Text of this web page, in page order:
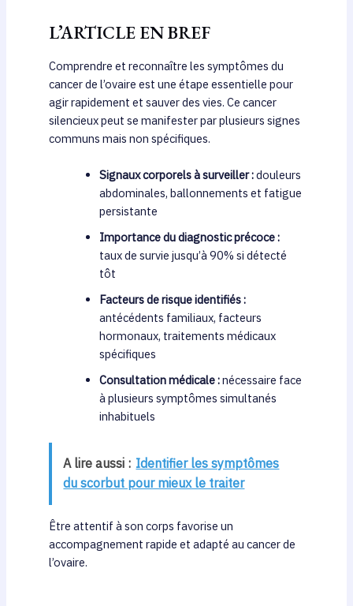
L’ARTICLE EN BREF
Comprendre et reconnaître les symptômes du
cancer de l’ovaire est une étape essentielle pour
agir rapidement et sauver des vies. Ce cancer
silencieux peut se manifester par plusieurs signes
communs mais non spécifiques.
Signaux corporels à surveiller :douleurs
abdominales, ballonnements et fatigue
persistante
Importance du diagnostic précoce :
taux de survie jusqu’à 90% si détecté
tôt
Facteurs de risque identifiés :
antécédents familiaux, facteurs
hormonaux, traitements médicaux
spécifiques
Consultation médicale :nécessaire face
à plusieurs symptômes simultanés
inhabituels
A lire aussi : Identifier les symptômes
du scorbut pour mieux le traiter
Être attentif à son corps favorise un
accompagnement rapide et adapté au cancer de
l’ovaire.